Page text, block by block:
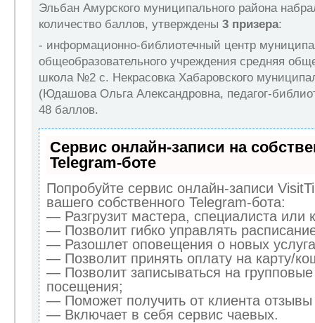
Эльбан Амурского муниципального района
количество баллов, утверждены 3 призера:
- информационно-библиотечный центр
общеобразовательного учреждения средняя
школа №2 с. Некрасовка Хабаровского
(Юдашова Ольга Александровна, педагог-
48 баллов.
Сервис онлайн-записи на
Telegram-боте
Попробуйте сервис онлайн-записи
вашего собственного Telegram-бота:
— Разгрузит мастера, специалиста или
— Позволит гибко управлять
— Разошлет оповещения о новых
— Позволит принять оплату на карту/
— Позволит записываться на
посещения;
— Поможет получить от клиента отзывы
— Включает в себя сервис чаевых.